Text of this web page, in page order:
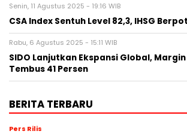
Senin, 11 Agustus 2025 - 19:16 WIB
CSA Index Sentuh Level 82,3, IHSG
Rabu, 6 Agustus 2025 - 15:11 WIB
SIDO Lanjutkan Ekspansi Global,
Tembus 41 Persen
BERITA TERBARU
Pers Rilis